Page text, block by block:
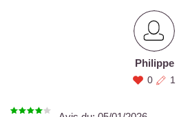
Philippe
0 1